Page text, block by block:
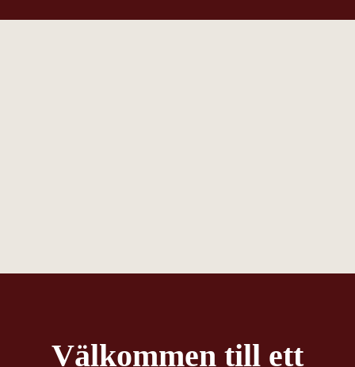
Välkommen till ett